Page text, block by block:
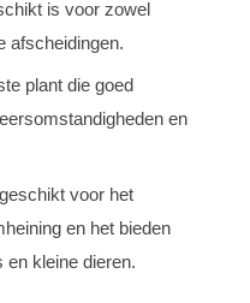
is voor zowel
afscheidingen.
plant die goed
en
voor het
en het bieden
en kleine dieren.